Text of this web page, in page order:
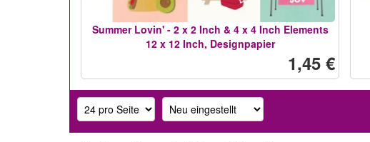
Summer Lovin' - 2 x 2 Inch & 4 x 4 Inch Elements
12 x 12 Inch, Designpapier
1,45 €